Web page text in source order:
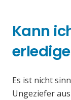
Kann
Es ist nicht
Ungeziefer